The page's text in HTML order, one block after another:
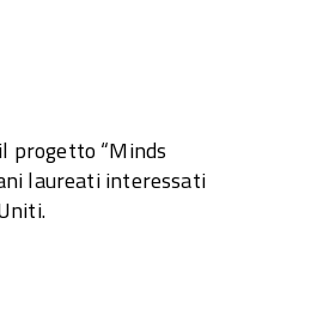
progetto “Minds
laureati interessati